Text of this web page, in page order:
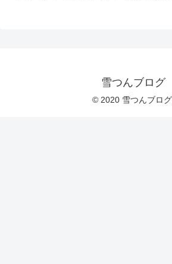
雪つんブログ
© 2020 雪つんブログ.